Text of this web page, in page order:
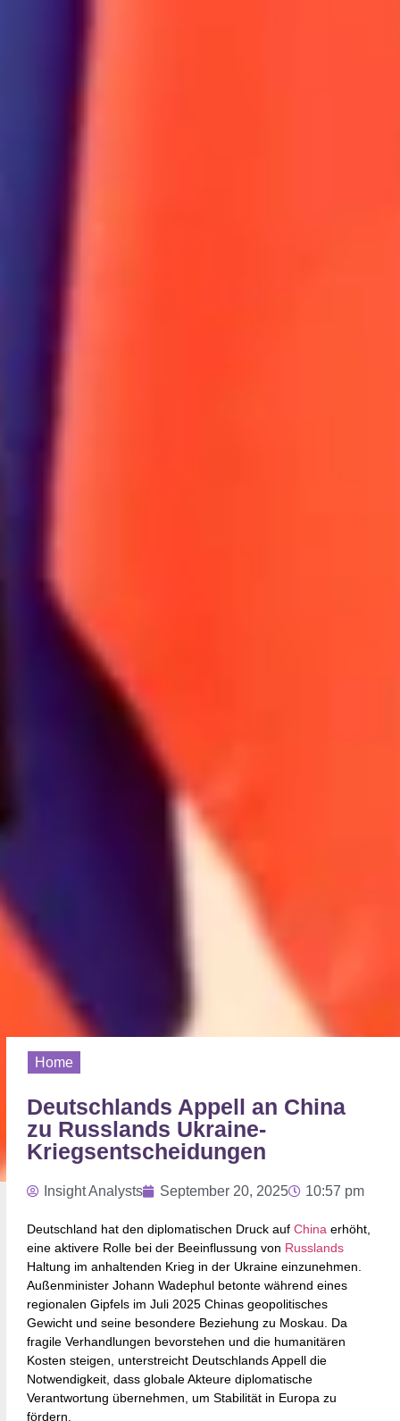
Home
Deutschlands Appell an China
zu Russlands Ukraine-
Kriegsentscheidungen
Insight Analysts September 20, 2025 10:57 pm
Deutschland hat den diplomatischen Druck auf China erhöht,
eine aktivere Rolle bei der Beeinflussung von Russlands
Haltung im anhaltenden Krieg in der Ukraine einzunehmen.
Außenminister Johann Wadephul betonte während eines
regionalen Gipfels im Juli 2025 Chinas geopolitisches
Gewicht und seine besondere Beziehung zu Moskau. Da
fragile Verhandlungen bevorstehen und die humanitären
Kosten steigen, unterstreicht Deutschlands Appell die
Notwendigkeit, dass globale Akteure diplomatische
Verantwortung übernehmen, um Stabilität in Europa zu
fördern.